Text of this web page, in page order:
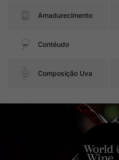
Amadurecimento
Contéudo
Composição Uva